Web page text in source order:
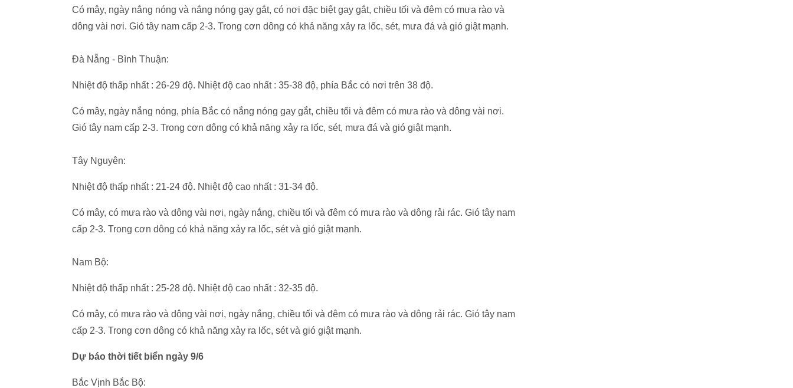
Có mây, ngày nắng nóng và nắng nóng gay gắt, có nơi đặc biệt gay gắt, chiều tối và đêm có mưa rào và
dông vài nơi. Gió tây nam cấp 2-3. Trong cơn dông có khả năng xảy ra lốc, sét, mưa đá và gió giật mạnh.
Đà Nẵng - Bình Thuận:
Nhiệt độ thấp nhất : 26-29 độ. Nhiệt độ cao nhất : 35-38 độ, phía Bắc có nơi trên 38 độ.
Có mây, ngày nắng nóng, phía Bắc có nắng nóng gay gắt, chiều tối và đêm có mưa rào và dông vài nơi.
Gió tây nam cấp 2-3. Trong cơn dông có khả năng xảy ra lốc, sét, mưa đá và gió giật mạnh.
Tây Nguyên:
Nhiệt độ thấp nhất : 21-24 độ. Nhiệt độ cao nhất : 31-34 độ.
Có mây, có mưa rào và dông vài nơi, ngày nắng, chiều tối và đêm có mưa rào và dông rải rác. Gió tây nam
cấp 2-3. Trong cơn dông có khả năng xảy ra lốc, sét và gió giật mạnh.
Nam Bộ:
Nhiệt độ thấp nhất : 25-28 độ. Nhiệt độ cao nhất : 32-35 độ.
Có mây, có mưa rào và dông vài nơi, ngày nắng, chiều tối và đêm có mưa rào và dông rải rác. Gió tây nam
cấp 2-3. Trong cơn dông có khả năng xảy ra lốc, sét và gió giật mạnh.
Dự báo thời tiết biển ngày 9/6
Bắc Vịnh Bắc Bộ: